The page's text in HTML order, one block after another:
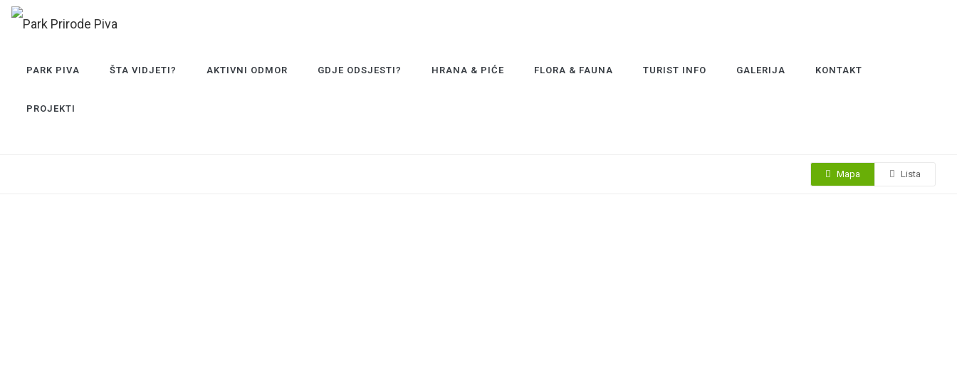
PARK PIVA ŠTA VIDJETI? AKTIVNI ODMOR GDJE ODSJESTI? HRANA & PIĆE FLORA & FAUNA TURIST INFO GALERIJA KONTAKT
PROJEKTI
Mapa Lista